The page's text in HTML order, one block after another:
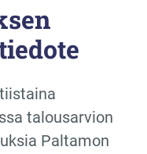
talousarvion
Paltamon